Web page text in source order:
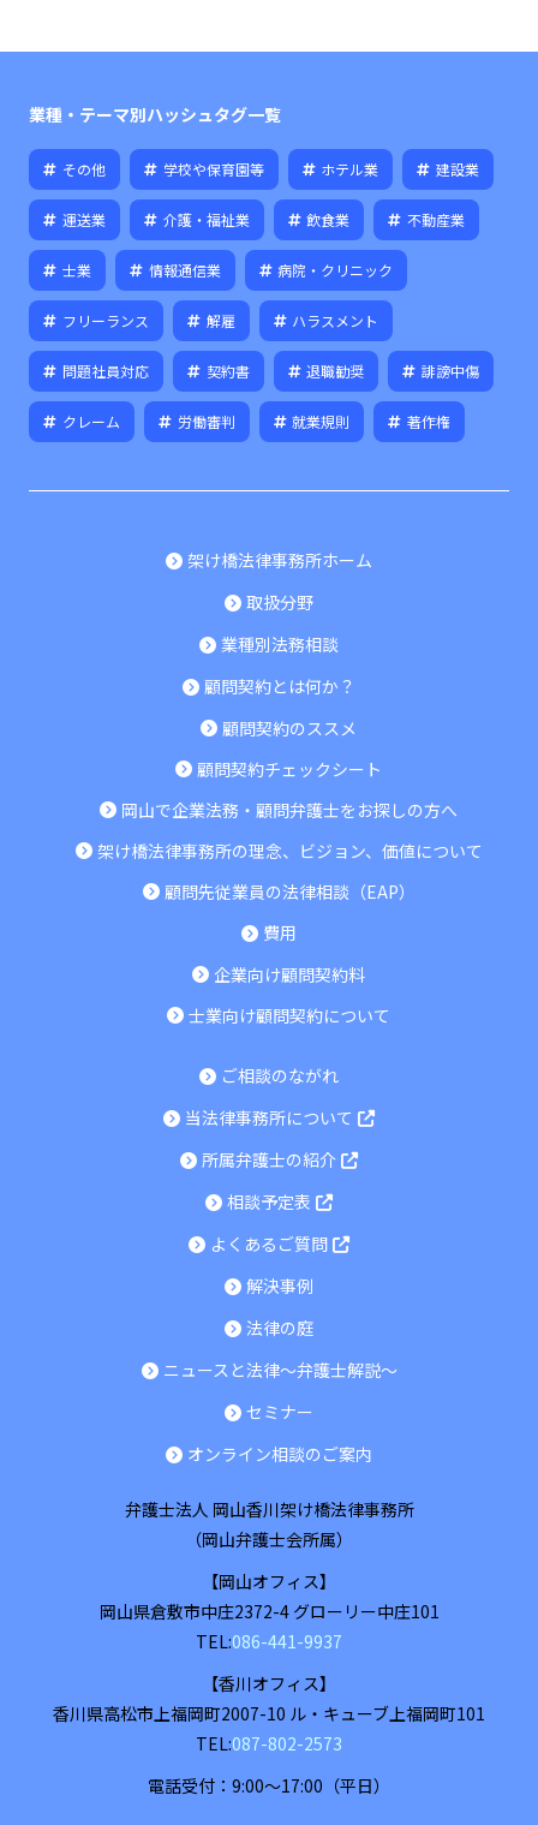
業種・テーマ別ハッシュタグ一覧
その他 学校や保育園等 ホテル業 建設業
運送業 介護・福祉業 飲食業 不動産業
士業 情報通信業 病院・クリニック
フリーランス 解雇 ハラスメント
問題社員対応 契約書 退職勧奨 誹謗中傷
クレーム 労働審判 就業規則 著作権
架け橋法律事務所ホーム
取扱分野
業種別法務相談
顧問契約とは何か？
顧問契約のススメ
顧問契約チェックシート
岡山で企業法務・顧問弁護士をお探しの方へ
架け橋法律事務所の理念、ビジョン、価値について
顧問先従業員の法律相談（EAP）
費用
企業向け顧問契約料
士業向け顧問契約について
ご相談のながれ
当法律事務所について
所属弁護士の紹介
相談予定表
よくあるご質問
解決事例
法律の庭
ニュースと法律～弁護士解説～
セミナー
オンライン相談のご案内
弁護士法人 岡山香川架け橋法律事務所
（岡山弁護士会所属）
【岡山オフィス】
岡山県倉敷市中庄2372-4 グローリー中庄101
TEL:086-441-9937
【香川オフィス】
香川県高松市 上福岡町2007-10 ル・キューブ上福岡町101
TEL:087-802-2573
電話受付：9:00～17:00（平日）